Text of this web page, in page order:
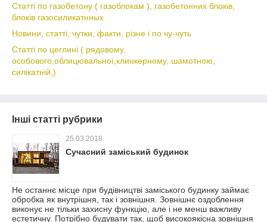
Статті по газобетону ( газоблокам ), газобетонних блоків,
блоків газосиликатнных
Новини, статті, чутки, факти, різне і по чу-чуть
Статті по цеглині ( рядовому,
особового,облицювальної,клинкерному, шамотною,
силікатній,)
Інші статті рубрики
25.03.2018
Сучасний заміський будинок
Не останнє місце при будівництві заміського будинку займає
обробка як внутрішня, так і зовнішня. Зовнішнє оздоблення
виконує не тільки захисну функцію, але і не менш важливу
естетичну. Потрібно будувати так, щоб високоякісна зовнішня